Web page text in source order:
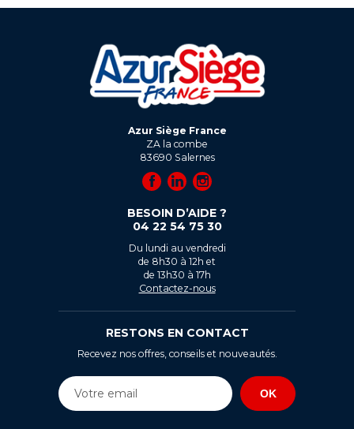
Azur Siège France
ZA la combe
83690 Salernes
BESOIN D’AIDE ?
04 22 54 75 30
Du lundi au vendredi
de 8h30 à 12h et
de 13h30 à 17h
Contactez-nous
RESTONS EN CONTACT
Recevez nos offres, conseils et nouveautés.